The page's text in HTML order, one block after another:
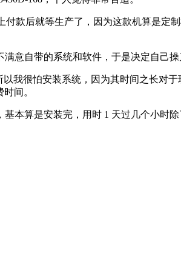
款后就等生产了，因为这款机算是定
意自带的系统和软件，于是决定自己操
我很怕安装系统，因为其时间之长对
间。
本算是安装完，用时 1 天过几个小时除